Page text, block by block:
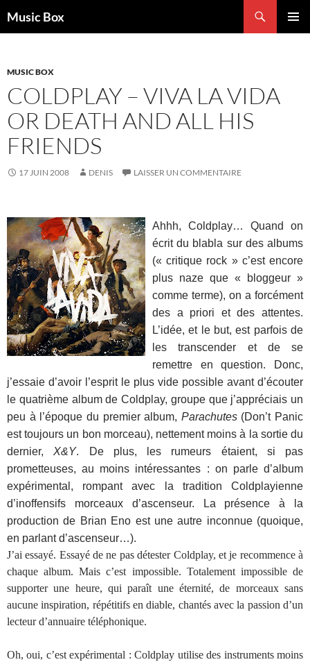
auMusic Box
MUSIC BOX
COLDPLAY – VIVA LA VIDA
OR DEATH AND ALL HIS
FRIENDS
17 JUIN 2008 DENIS LAISSER UN COMMENTAIRE
Ahhh, Coldplay… Quand on
écrit du blabla sur des albums
(« critique rock » c’est encore
plus naze que « bloggeur »
comme terme), on a forcément
des a priori et des attentes.
L’idée, et le but, est parfois de
les transcender et de se
remettre en question. Donc,
j’essaie d’avoir l’esprit le plus vide possible avant d’écouter
le quatrième album de Coldplay, groupe que j’appréciais un
peu à l’époque du premier album, Parachutes(Don’t Panic
est toujours un bon morceau), nettement moins à la sortie du
dernier,X&Y. De plus, les rumeurs étaient, si pas
prometteuses, au moins intéressantes : on parle d’album
expérimental, rompant avec la tradition Coldplayienne
d’inoffensifs morceaux d’ascenseur. La présence à la
production de Brian Eno est une autre inconnue (quoique,
en parlant d’ascenseur…).
J’ai essayé. Essayé de ne pas détester Coldplay, et je recommence à
chaque album. Mais c’est impossible. Totalement impossible de
supporter une heure, qui paraît une éternité, de morceaux sans
aucune inspiration, répétitifs en diable, chantés avec la passion d’un
lecteur d’annuaire téléphonique.
Oh, oui, c’est expérimental : Coldplay utilise des instruments moins